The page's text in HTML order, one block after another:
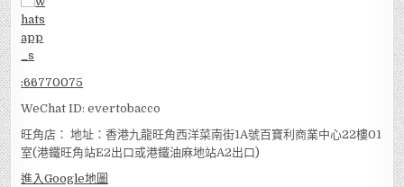
:66770075
WeChat ID: evertobacco
旺角店： 地址：香港九龍旺角西洋菜南街1A號百寶利商業中心22樓01
室(港鐵旺角站E2出口或港鐵油麻地站A2出口)
進入Google地圖